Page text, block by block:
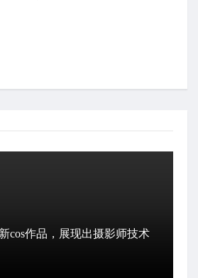
cos作品，展现出摄影师技术